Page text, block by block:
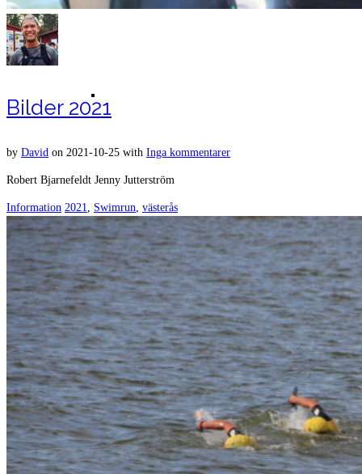
Resultat 2019
Resultat 2018
Bilder 2021
by David on 2021-10-25 with Inga kommentarer
Robert Bjarnefeldt Jenny Jutterström
Information 2021, Swimrun, västerås